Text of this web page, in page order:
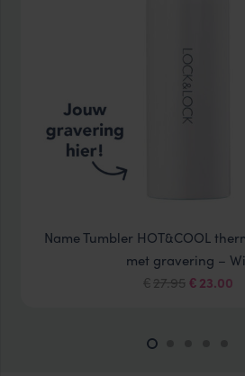
Name Tumbler HOT&COOL
met gravering –
€27.95 € 23.00